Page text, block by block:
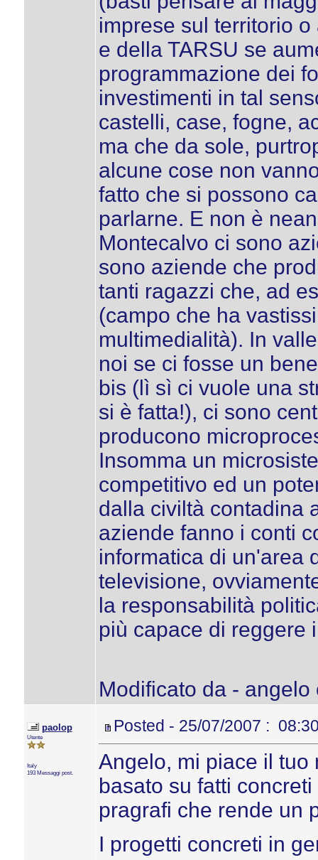
imprese sul territorio
e della TARSU se
programmazione dei
investimenti in tal
castelli, case, fogne,
ma che da sole,
alcune cose non
fatto che si possono
parlarne. E non è
Montecalvo ci sono
sono aziende che
tanti ragazzi che, ad
(campo che ha
multimedialità). In
noi se ci fosse un
bis (lì sì ci vuole una
si è fatta!), ci sono
producono
Insomma un
competitivo ed un
dalla civiltà contadina
aziende fanno i conti
informatica di un'area
televisione,
la responsabilità
più capace di reggere
Modificato da -
paolop
Utente
Italy
193 Messaggi post.
Posted - 25/07/2007 :
Angelo, mi piace il tuo
basato su fatti
pragrafi che rende un
I progetti concreti in